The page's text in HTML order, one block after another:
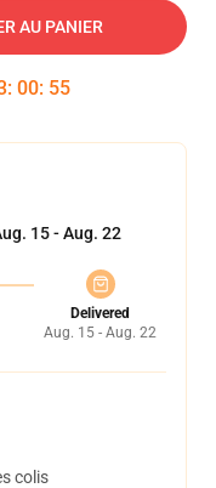
AU PANIER
: 00: 55
15 - Aug. 22
Delivered
Aug. 15 - Aug. 22
colis